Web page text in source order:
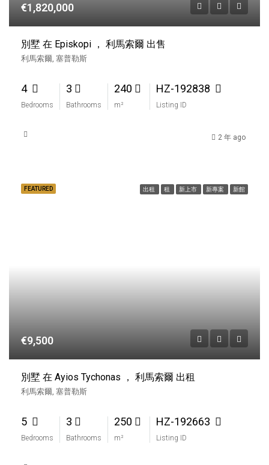
€1,820,000
別墅 在 Episkopi ， 利馬索爾 出售
利馬索爾, 塞普勒斯
4
Bedrooms
3
Bathrooms
240
m²
HZ-192838
Listing ID
2 年 ago
FEATURED 出租 租 新上市 新專案 新館
€9,500
別墅 在 Ayios Tychonas ， 利馬索爾 出租
利馬索爾, 塞普勒斯
5
Bedrooms
3
Bathrooms
250
m²
HZ-192663
Listing ID